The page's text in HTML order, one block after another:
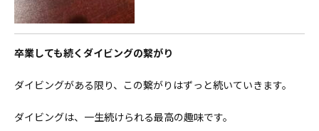
卒業しても続くダイビングの繋がり
ダイビングがある限り、 この繋がりはずっと続いていきます。
ダイビングは、 一生続けられる最高の趣味です。